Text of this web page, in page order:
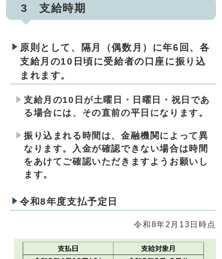
3 支給時期
原則として、隔月（偶数月）に年6回、各
支給月の10日頃に受給者の口座に振り込
まれます。
支給月の10日が土曜日・日曜日・祝日であ
る場合には、その直前の平日になります。
振り込まれる時間は、金融機関によって異
なります。入金が確認できない場合は時間
をあけてご確認いただきますようお願いし
ます。
令和8年度支払予定日
令和8年2月13日時点